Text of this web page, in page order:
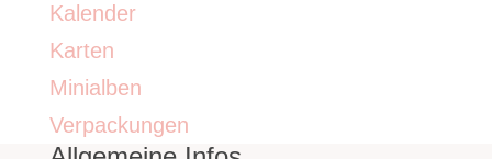
Kalender
Karten
Minialben
Verpackungen